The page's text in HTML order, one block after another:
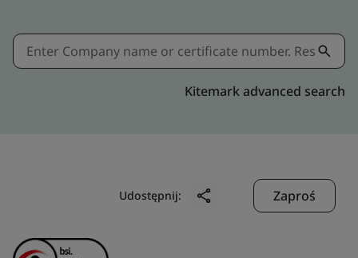
Kitemark advanced search
Udostępnij: Zaproś